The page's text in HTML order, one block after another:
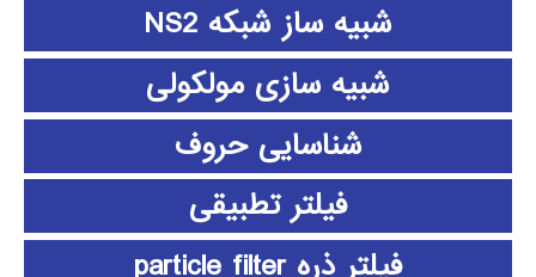
شبیه ساز شبکه NS2
شبیه سازی مولکولی
شناسایی حروف
فیلتر تطبیقی
فیلتر ذره particle filter